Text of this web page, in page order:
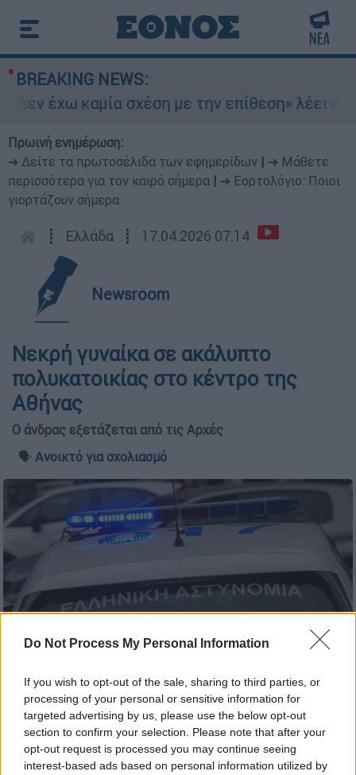
Do Not Process My Personal Information
If you wish to opt-out of the sale, sharing to third parties, or
processing of your personal or sensitive information for
targeted advertising by us, please use the below opt-out
section to confirm your selection. Please note that after your
opt-out request is processed you may continue seeing
interest-based ads based on personal information utilized by
BREAKING NEWS:
έχω καμία σχέση με την επίθεση» λέει η
Πρωινή ενημέρωση:
➔ Δείτε τα πρωτοσέλιδα των εφημερίδων
➔ Μάθετε
περισσότερα για τον καιρό σήμερα
➔ Εορτολόγιο: Ποιοι
γιορτάζουν σήμερα
┋ Ελλάδα ┋ 17.04.2026 07:14
Newsroom
Νεκρή γυναίκα σε ακάλυπτο
πολυκατοικίας στο κέντρο της
Αθήνας
Ο άνδρας εξετάζεται από τις Αρχές
🗣️ Ανοικτό για σχολιασμό
Περιπολικό της αστυνομίας (ΓΙΑΝΝΗΣ ΠΑΝΑΓΟΠΟΥΛΟΣ/
EUROKINISSI)
Προσθέστε το ΕΘΝΟΣ στη Google